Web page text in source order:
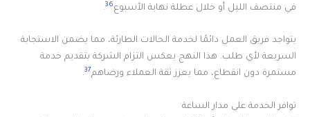
في منتصف الليل أو خلال عطلة نهاية الأسبوع36
.
يتواجد فريق العمل دائمًا لخدمة الحالات الطارئة، مما يضمن الاستجابة
السريعة لأي طلب. هذا النهج يعكس التزام الشركة بتقديم خدمة
مستمرة دون انقطاع، مما يعزز ثقة العملاء ورضاهم37
.
توافر الخدمة على مدار الساعة